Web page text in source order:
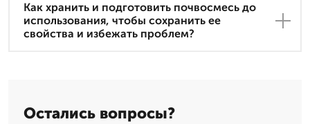
Как хранить и подготовить почвосмесь до
использования, чтобы сохранить ее
свойства и избежать проблем?
Остались вопросы?